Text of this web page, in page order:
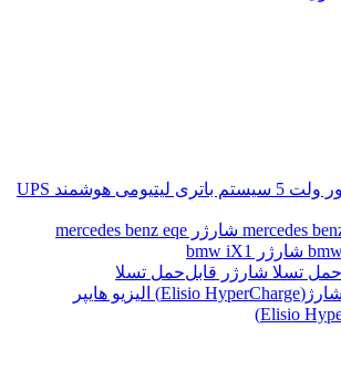
سیستم باتری لیتیومی هوشمند UPS
شارژر mercedes benz eqe
شارژر bmw iX1
شارژر قابل‌حمل تسلا
الیزیو هایپر